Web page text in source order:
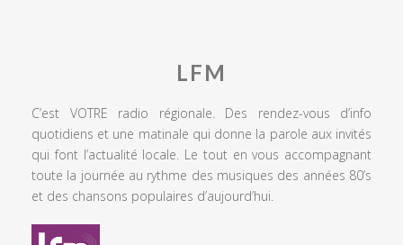
LFM
C’est VOTRE radio régionale. Des rendez-vous d’info
quotidiens et une matinale qui donne la parole aux invités
qui font l’actualité locale. Le tout en vous accompagnant
toute la journée au rythme des musiques des années 80’s
et des chansons populaires d’aujourd’hui.